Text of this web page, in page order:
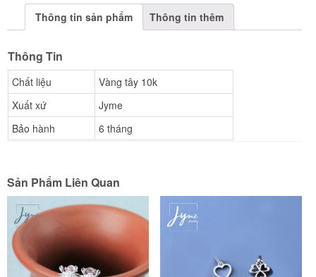
Thông tin sản phẩm Thông tin thêm
Thông Tin
Chất liệu
Vàng tây 10k
Xuất xứ
Jyme
Bảo hành
6 tháng
Sản Phẩm Liên Quan